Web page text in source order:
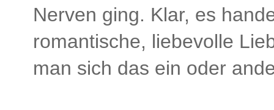
Nerven ging. Klar, es
romantische, liebevolle
man sich das ein oder